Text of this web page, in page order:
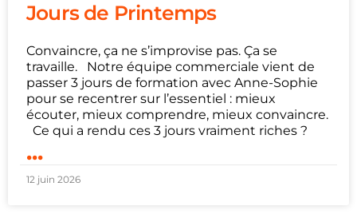
Jours de Printemps
Convaincre, ça ne s’improvise pas. Ça se
travaille. Notre équipe commerciale vient de
passer 3 jours de formation avec Anne-Sophie
pour se recentrer sur l’essentiel : mieux
écouter, mieux comprendre, mieux convaincre.
Ce qui a rendu ces 3 jours vraiment riches ?
...
12 juin 2026